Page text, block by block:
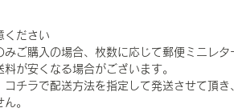
ください
みご購入の場合、枚数に応じて郵便ミニレ
料が安くなる場合がございます。
コチラで配送方法を指定して発送させて頂き
。